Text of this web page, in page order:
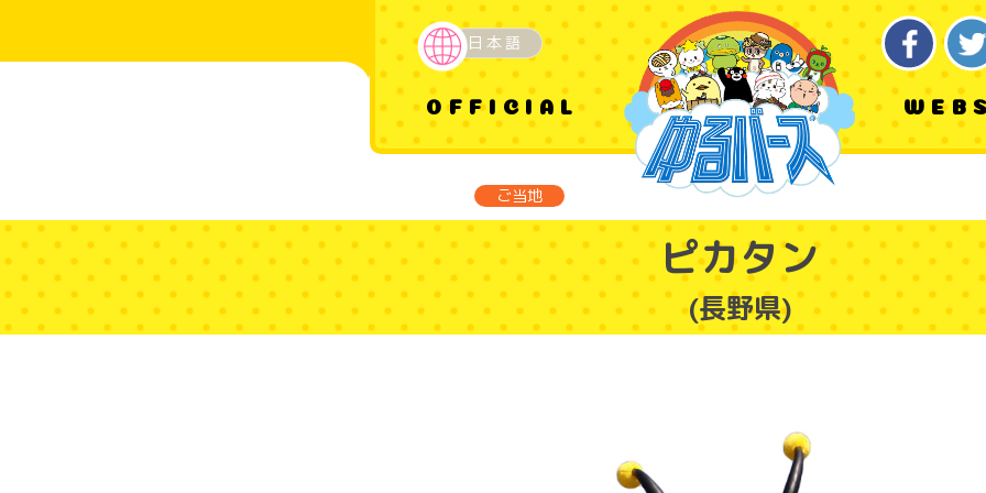
OFFICIAL
日本語
ご当地
ピカタン
(長野県)